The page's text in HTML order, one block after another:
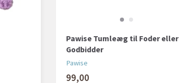
Pawise Tumleæg til Foder eller
Godbidder
Pawise
99,00